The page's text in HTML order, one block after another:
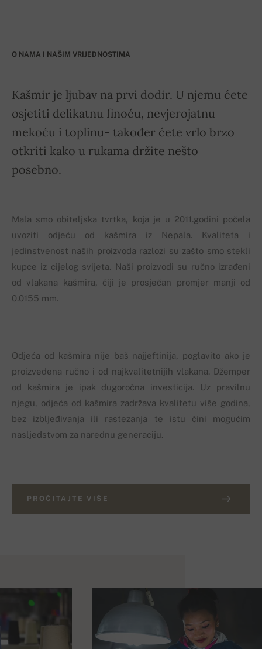
O NAMA I NAŠIM VRIJEDNOSTIMA
Kašmir je ljubav na prvi dodir. U njemu ćete
osjetiti delikatnu finoću, nevjerojatnu
mekoću i toplinu- također ćete vrlo brzo
otkriti kako u rukama držite nešto
posebno.
Mala smo obiteljska tvrtka, koja je u 2011.godini počela
uvoziti odjeću od kašmira iz Nepala. Kvaliteta i
jedinstvenost naših proizvoda razlozi su zašto smo stekli
kupce iz cijelog svijeta. Naši proizvodi su ručno izrađeni
od vlakana kašmira, čiji je prosječan promjer manji od
0.0155 mm.
Odjeća od kašmira nije baš najjeftinija, poglavito ako je
proizvedena ručno i od najkvalitetnijih vlakana. Džemper
od kašmira je ipak dugoročna investicija. Uz pravilnu
njegu, odjeća od kašmira zadržava kvalitetu više godina,
bez izbljeđivanja ili rastezanja te istu čini mogućim
nasljedstvom za narednu generaciju.
PROČITAJTE VIŠE